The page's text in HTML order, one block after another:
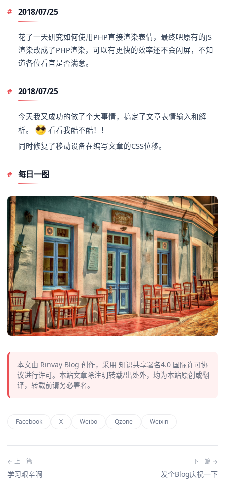
2018/07/25
花了一天研究如何使用PHP直接渲染表情，最终吧原有的JS
渲染改成了PHP渲染，可以有更快的效率还不会闪屏，不知
道各位看官是否满意。
2018/07/25
今天我又成功的做了个大事情，搞定了文章表情输入和解
析。
看看我酷不酷！！
同时修复了移动设备在编写文章的CSS位移。
每日一图
本文由 Rinvay Blog 创作，采用 知识共享署名4.0 国际许可协
议进行许可。本站文章除注明转载/出处外，均为本站原创或翻
译，转载前请务必署名。
Facebook X Weibo Qzone Weixin
← 上一篇
学习艰辛啊
下一篇 →
发个Blog庆祝一下